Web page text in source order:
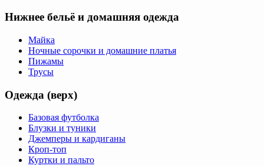
Нижнее бельё и домашняя одежда
Майка
Ночные сорочки и домашние платья
Пижамы
Трусы
Одежда (верх)
Базовая футболка
Блузки и туники
Джемперы и кардиганы
Кроп-топ
Куртки и пальто